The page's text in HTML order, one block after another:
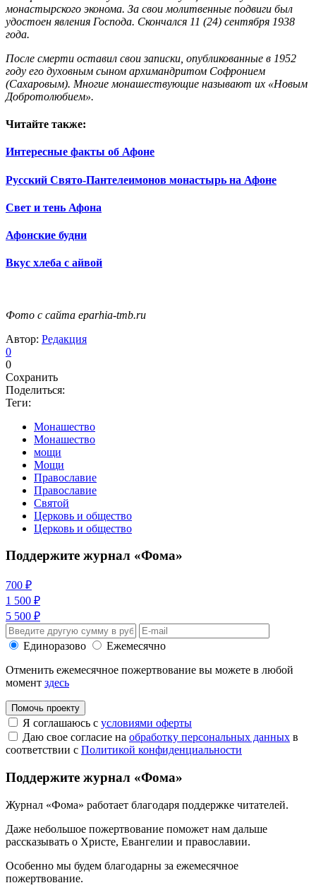
монастырского эконома. За свои молитвенные подвиги был
удостоен явления Господа. Скончался 11 (24) сентября 1938
года.
После смерти оставил свои записки, опубликованные в 1952
году его духовным сыном архимандритом Софронием
(Сахаровым). Многие монашествующие называют их «Новым
Добротолюбием».
Читайте также:
Интересные факты об Афоне
Русский Свято-Пантелеимонов монастырь на Афоне
Свет и тень Афона
Афонские будни
Вкус хлеба с айвой
Фото с сайта eparhia-tmb.ru
Автор: Редакция
0
0
Сохранить
Поделиться:
Теги:
Монашество
Монашество
мощи
Мощи
Православие
Православие
Святой
Церковь и общество
Церковь и общество
Поддержите журнал «Фома»
700 ₽
1 500 ₽
5 500 ₽
Единоразово
Ежемесячно
Отменить ежемесячное пожертвование вы можете в любой
момент здесь
Помочь проекту
Я соглашаюсь с условиями оферты
Даю свое согласие на обработку персональных данных в
соответствии с Политикой конфиденциальности
Поддержите журнал «Фома»
Журнал «Фома» работает благодаря поддержке читателей.
Даже небольшое пожертвование поможет нам дальше
рассказывать о Христе, Евангелии и православии.
Особенно мы будем благодарны за ежемесячное
пожертвование.